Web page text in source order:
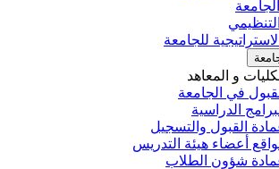
للجامعة
و المعاهد
في الجامعة
الدراسية
القبول والتسجيل
أعضاء هيئة التدريس
شؤون الطلاب